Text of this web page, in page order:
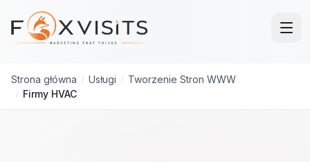
Przejdź do treści głównej
Strona główna / Usługi / Tworzenie Stron WWW
/ Firmy HVAC